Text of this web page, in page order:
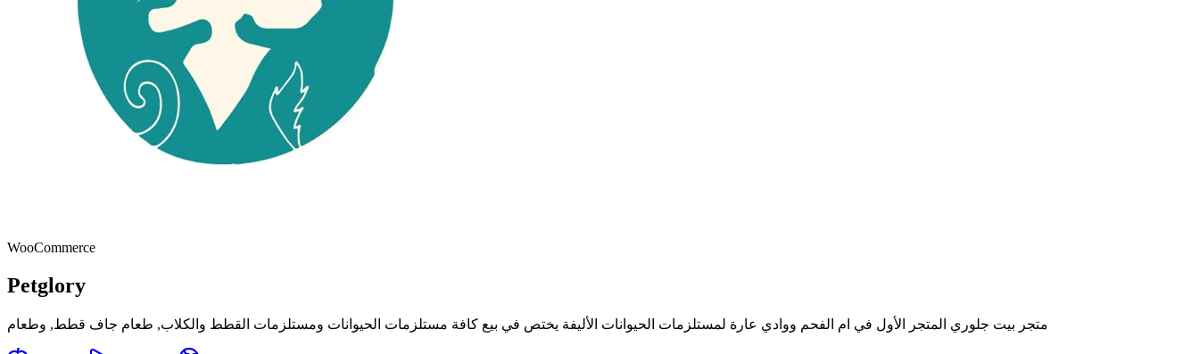
WooCommerce
Petglory
متجر بيت جلوري المتجر الأول في ام الفحم ووادي عارة لمستلزمات الحيوانات الأليفة يختص في بيع كافة مستلزمات الحيوانات ومستلزمات القطط والكلاب, طعام جاف قطط, وطعام